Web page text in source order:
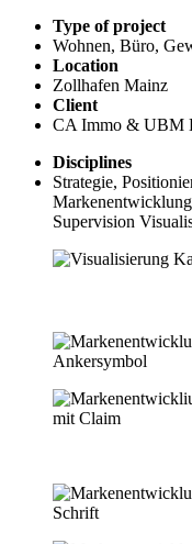
Type of project
Wohnen, Büro,
Location
Zollhafen Mainz
Client
CA Immo & UBM
Disciplines
Strategie,
Supervision